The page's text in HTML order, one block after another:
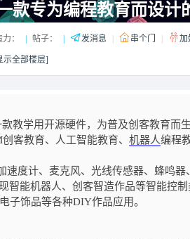
款专为编程教育而设计
： 帖子： 发消息 串个门 加
示全部楼层]
教学用开源硬件，为普及创客教育而
客教育、人工智能教育、 机器人编程
速度计、麦克风、光线传感器、蜂鸣
智能机器人、创客智造作品等智能控
子饰品等各种DIY作品应用。